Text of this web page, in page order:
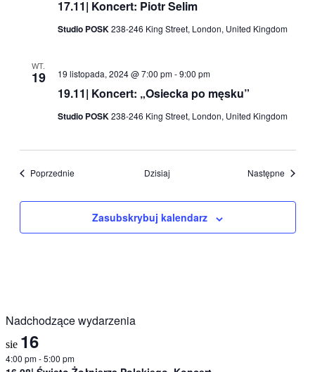
17.11| Koncert: Piotr Selim
Studio POSK238-246 King Street, London, United Kingdom
WT.
19
19.11| Koncert: „Osiecka po męsku”
19 listopada, 2024 @ 7:00 pm-9:00 pm
Studio POSK238-246 King Street, London, United Kingdom
PoprzednieWydarzenia Dzisiaj Następne
Zasubskrybuj kalendarz
Nadchodzące wydarzenia
sie 16
4:00 pm-5:00 pm